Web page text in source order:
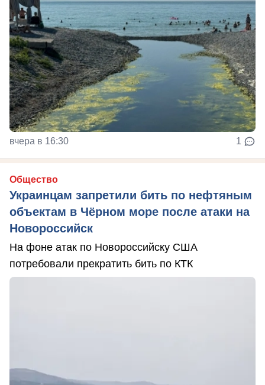
вчера в 16:30 1
Общество
Украинцам запретили бить по нефтяным
объектам в Чёрном море после атаки на
Новороссийск
На фоне атак по Новороссийску США
потребовали прекратить бить по КТК